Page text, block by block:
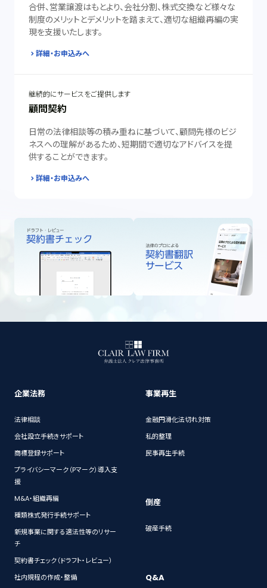
合併、営業譲渡はもとより、会社分割、株式交換など様々な
制度のメリットとデメリットを踏まえて、適切な組織再編の実
現を支援いたします。
詳細・お申込みへ
継続的にサービスをご提供します
顧問契約
日常の法律相談等の積み重ねに基づいて、顧問先様のビジ
ネスへの理解があるため、短期間で適切なアドバイスを提
供することができます。
詳細・お申込みへ
企業法務
法律相談
会社設立手続きサポート
商標登録サポート
プライバシーマーク（Pマーク）導入支
援
M&A・組織再編
種類株式発行手続サポート
新規事業に関する適法性等のリサー
チ
契約書チェック（ドラフト・レビュー）
社内規程の作成・整備
事業再生
金融円滑化法切れ対策
私的整理
民事再生手続
倒産
破産手続
Q&A